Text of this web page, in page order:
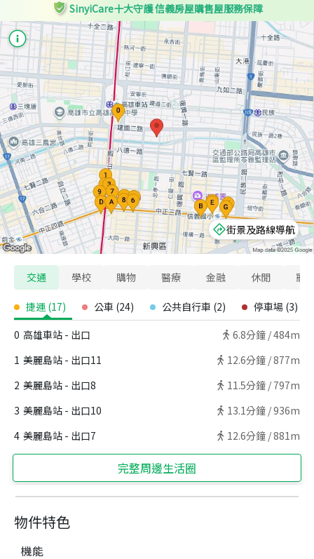
物件特色
機能
SinyiCare十大守護 信義房屋購售屋服務保障
街景及路線導航
交通 學校 購物 醫療 金融 休閒 寵
捷運 (17) 公車 (24) 公共自行車 (2) 停車場 (3)
0 高雄車站 - 出口 6.8分鐘 /484m
1 美麗島站 - 出口11 12.6分鐘 /877m
2 美麗島站 - 出口8 11.5分鐘 / 797m
3 美麗島站 - 出口10 13.1分鐘 /936m
4 美麗島站 - 出口7 12.6分鐘 /881m
完整周邊生活圈